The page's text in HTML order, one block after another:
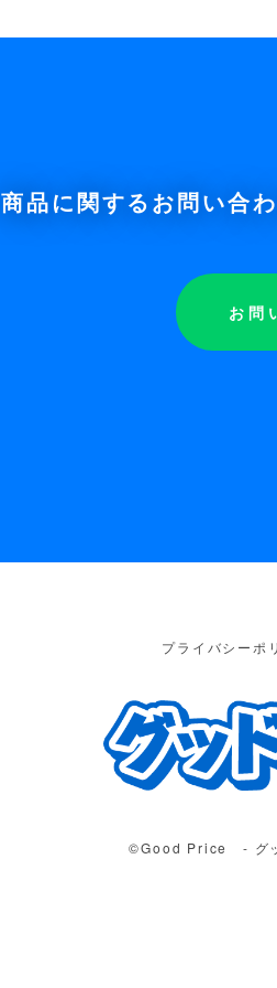
商品に関するお問い合
お問
プライバシーポ
©︎Good Price - グ